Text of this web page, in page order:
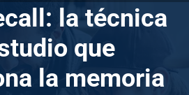
la técnica
que
la memoria